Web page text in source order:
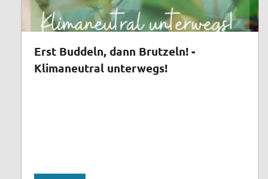
Erst Buddeln, dann Brutzeln! -
Klimaneutral unterwegs!